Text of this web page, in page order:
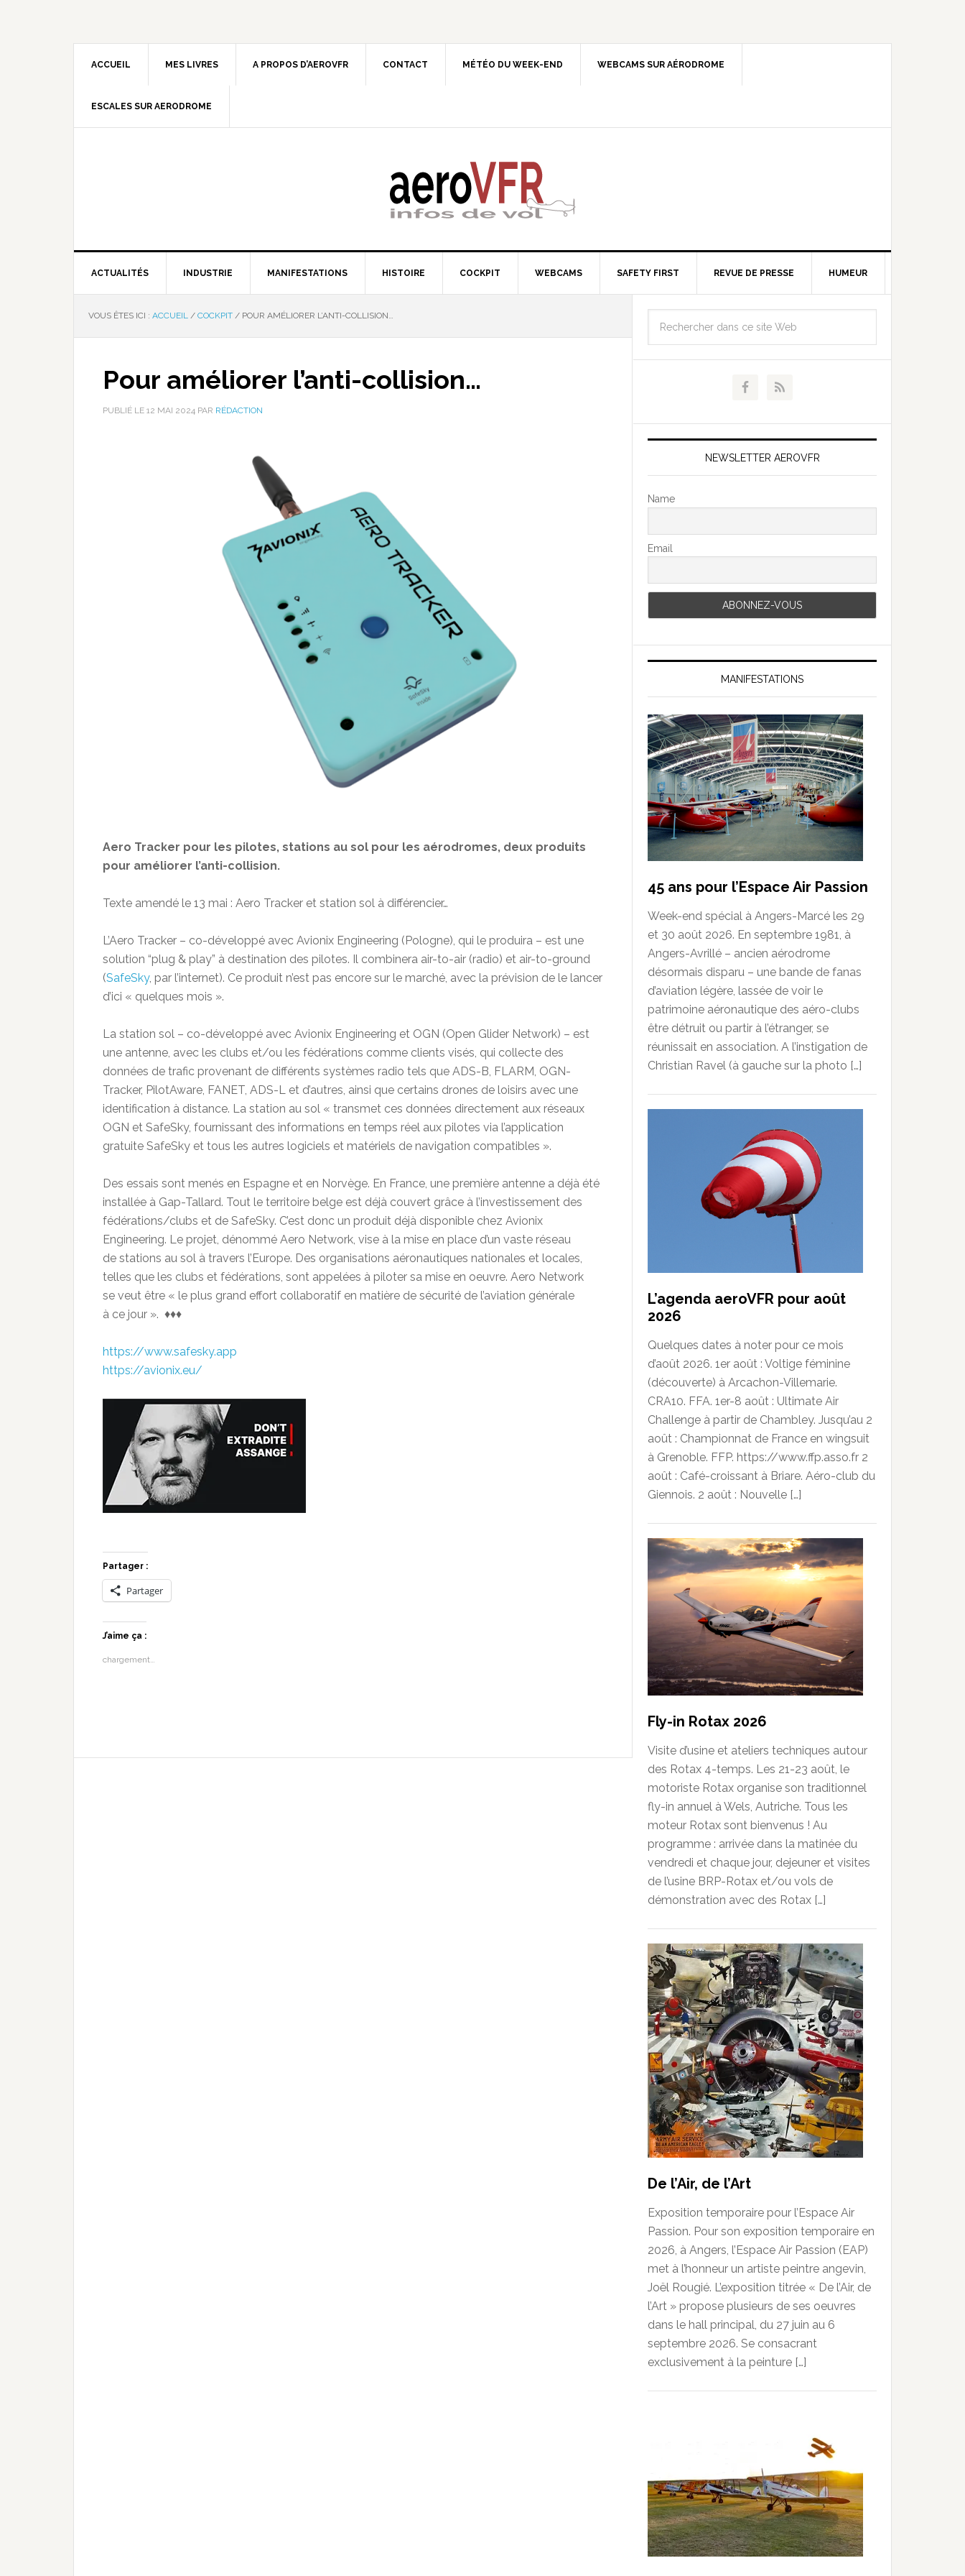
ACCUEIL MES LIVRES A PROPOS D’AEROVFR CONTACT MÉTÉO DU WEEK-END WEBCAMS SUR AÉRODROME
ESCALES SUR AERODROME
ACTUALITÉS INDUSTRIE MANIFESTATIONS HISTOIRE COCKPIT WEBCAMS SAFETY FIRST REVUE DE PRESSE HUMEUR
VOUS ÊTES ICI : ACCUEIL / COCKPIT / POUR AMÉLIORER L’ANTI-COLLISION…
Pour améliorer l’anti-collision…
PUBLIÉ LE 12 MAI 2024 PAR RÉDACTION
Aero Tracker pour les pilotes, stations au sol pour les aérodromes, deux produits
pour améliorer l’anti-collision.
Texte amendé le 13 mai : Aero Tracker et station sol à différencier…
L’Aero Tracker – co-développé avec Avionix Engineering (Pologne), qui le produira – est une
solution “plug & play” à destination des pilotes. Il combinera air-to-air (radio) et air-to-ground
(SafeSky, par l’internet). Ce produit n’est pas encore sur le marché, avec la prévision de le lancer
d’ici « quelques mois ».
La station sol – co-développé avec Avionix Engineering et OGN (Open Glider Network) – est
une antenne, avec les clubs et/ou les fédérations comme clients visés, qui collecte des
données de trafic provenant de différents systèmes radio tels que ADS-B, FLARM, OGN-
Tracker, PilotAware, FANET, ADS-L et d’autres, ainsi que certains drones de loisirs avec une
identification à distance. La station au sol « transmet ces données directement aux réseaux
OGN et SafeSky, fournissant des informations en temps réel aux pilotes via l’application
gratuite SafeSky et tous les autres logiciels et matériels de navigation compatibles ».
Des essais sont menés en Espagne et en Norvège. En France, une première antenne a déjà été
installée à Gap-Tallard. Tout le territoire belge est déjà couvert grâce à l’investissement des
fédérations/clubs et de SafeSky. C’est donc un produit déjà disponible chez Avionix
Engineering. Le projet, dénommé Aero Network, vise à la mise en place d’un vaste réseau
de stations au sol à travers l’Europe. Des organisations aéronautiques nationales et locales,
telles que les clubs et fédérations, sont appelées à piloter sa mise en oeuvre. Aero Network
se veut être « le plus grand effort collaboratif en matière de sécurité de l’aviation générale
à ce jour ». ♦♦♦
https://www.safesky.app
https://avionix.eu/
Partager :
Partager
J’aime ça :
chargement…
NEWSLETTER AEROVFR
Name
Email
MANIFESTATIONS
45 ans pour l’Espace Air Passion
Week-end spécial à Angers-Marcé les 29
et 30 août 2026. En septembre 1981, à
Angers-Avrillé – ancien aérodrome
désormais disparu – une bande de fanas
d’aviation légère, lassée de voir le
patrimoine aéronautique des aéro-clubs
être détruit ou partir à l’étranger, se
réunissait en association. A l’instigation de
Christian Ravel (à gauche sur la photo […]
L’agenda aeroVFR pour août
2026
Quelques dates à noter pour ce mois
d’août 2026. 1er août : Voltige féminine
(découverte) à Arcachon-Villemarie.
CRA10. FFA. 1er-8 août : Ultimate Air
Challenge à partir de Chambley. Jusqu’au 2
août : Championnat de France en wingsuit
à Grenoble. FFP. https://www.ffp.asso.fr 2
août : Café-croissant à Briare. Aéro-club du
Giennois. 2 août : Nouvelle […]
Fly-in Rotax 2026
Visite d’usine et ateliers techniques autour
des Rotax 4-temps. Les 21-23 août, le
motoriste Rotax organise son traditionnel
fly-in annuel à Wels, Autriche. Tous les
moteur Rotax sont bienvenus ! Au
programme : arrivée dans la matinée du
vendredi et chaque jour, dejeuner et visites
de l’usine BRP-Rotax et/ou vols de
démonstration avec des Rotax […]
De l’Air, de l’Art
Exposition temporaire pour l’Espace Air
Passion. Pour son exposition temporaire en
2026, à Angers, l’Espace Air Passion (EAP)
met à l’honneur un artiste peintre angevin,
Joël Rougié. L’exposition titrée « De l’Air, de
l’Art » propose plusieurs de ses oeuvres
dans le hall principal, du 27 juin au 6
septembre 2026. Se consacrant
exclusivement à la peinture […]